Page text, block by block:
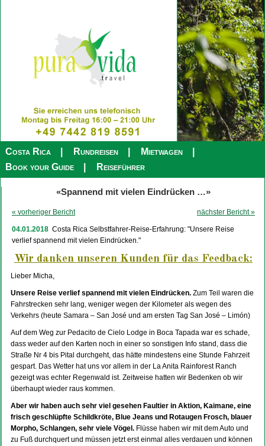
Costa Rica Rundreisen
Mietwagen
Book your Guide
Reiseführer
«Spannend mit vielen Eindrücken …»
nächster Bericht »
« vorheriger Bericht
04.01.2018 Costa Rica Selbstfahrer-Reise-Erfahrung: "Unsere Reise
verlief spannend mit vielen Eindrücken."
Wir danken unseren Kunden für das Feedback:
Lieber Micha,
Unsere Reise verlief spannend mit vielen Eindrücken. Zum Teil waren die
Fahrstrecken sehr lang, weniger wegen der Kilometer als wegen des
Verkehrs (heute Samara – San José und am ersten Tag San José – Limón)
Auf dem Weg zur Pedacito de Cielo Lodge in Boca Tapada war es schade,
dass weder auf den Karten noch in einer so sonstigen Info stand, dass die
Straße Nr 4 bis Pital durchgeht, das hätte mindestens eine Stunde Fahrzeit
gespart. Das Wetter hat uns vor allem in der La Anita Rainforest Ranch
gezeigt was echter Regenwald ist. Zeitweise hatten wir Bedenken ob wir
überhaupt wieder raus kommen.
Aber wir haben auch sehr viel gesehen Faultier in Aktion, Kaimane, eine
frisch geschlüpfte Schildkröte, Blue Jeans und Rotaugen Frosch, blauer
Morpho, Schlangen, sehr viele Vögel. Flüsse haben wir mit dem Auto und
zu Fuß durchquert und müssen jetzt erst einmal alles verdauen und können